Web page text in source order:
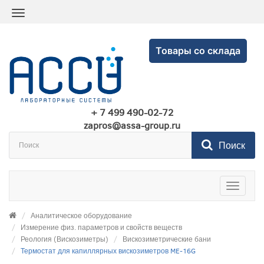
Товары со склада
+ 7 499 490-02-72
zapros@assa-group.ru
Поиск
Toggle
Аналитическое оборудование
Измерение физ. параметров и свойств веществ
Реология (Вискозиметры)
Вискозиметрические бани
Термостат для капиллярных вискозиметров ME-16G